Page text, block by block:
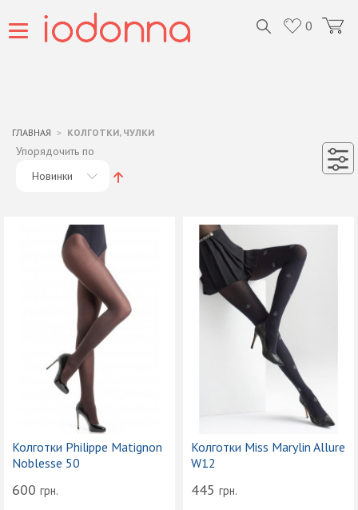
0
ГЛАВНАЯ КОЛГОТКИ, ЧУЛКИ
Упорядочить по
Новинки
Колготки Philippe Matignon
Noblesse 50
600 грн.
Колготки Miss Marylin Allure
W12
445 грн.